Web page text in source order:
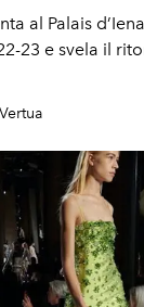
al Palais d’Iena
23 e svela il